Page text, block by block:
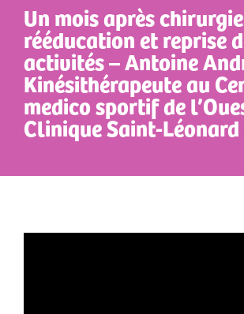
Un mois après
rééducation et reprise
activités – Antoine
Kinésithérapeute au
medico sportif de
Clinique Saint-